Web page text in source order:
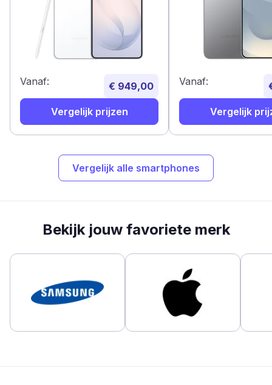
Vanaf: € 949,00
Vergelijk prijzen
Vanaf:
Vergelijk
Vergelijk alle smartphones
Bekijk jouw favoriete merk